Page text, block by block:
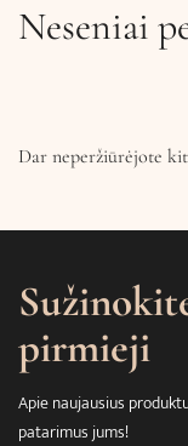
Neseniai
Dar neperžiūrėjote
pirmieji
Apie naujausius
patarimus jums!